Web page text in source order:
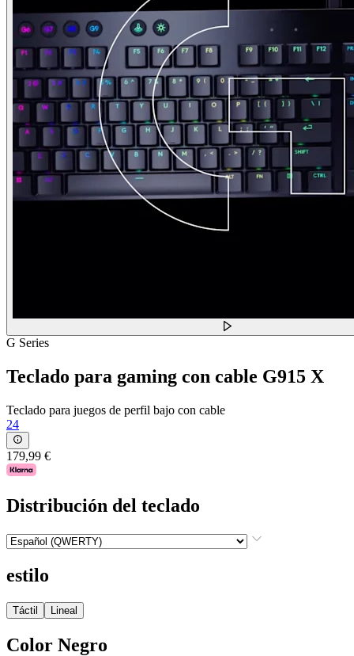
G Series
Teclado para gaming con cable G915 X
Teclado para juegos de perfil bajo con cable
24
179,99 €
Distribución del teclado
estilo
Táctil Lineal
Color Negro